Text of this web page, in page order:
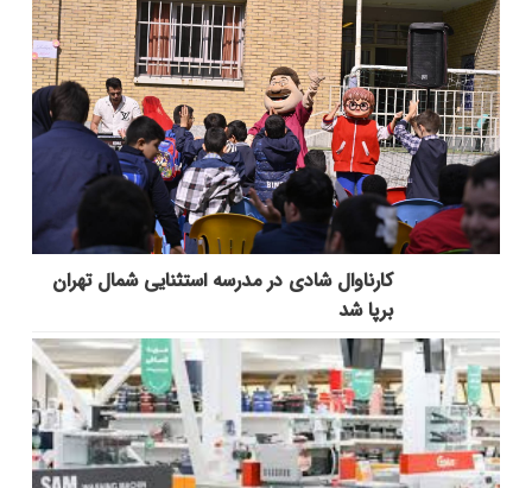
کارناوال شادی در مدرسه استثنایی شمال تهران
برپا شد